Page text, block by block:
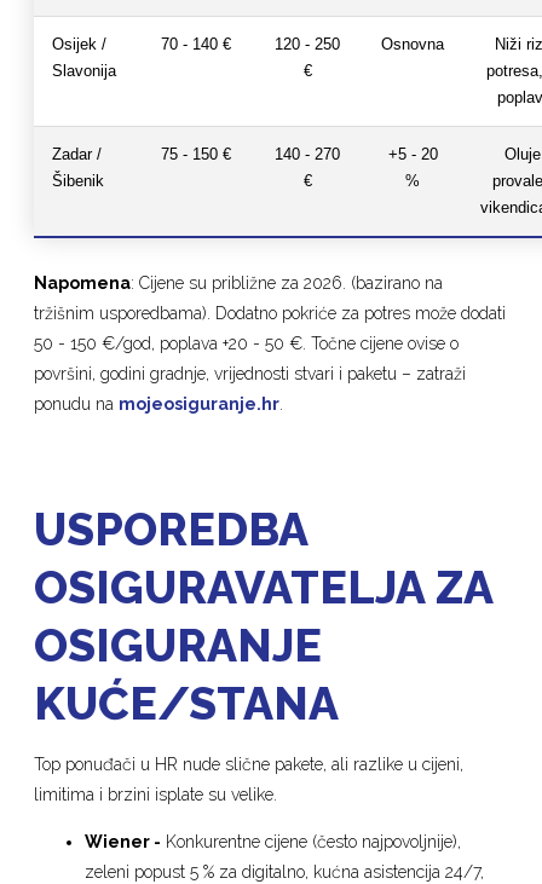
Osijek /
Slavonija
70 - 140 €
120 - 250
€
Osnovna
Niži
Zadar /
Šibenik
75 - 150 €
140 - 270
€
+5 - 20
%
Napomena: Cijene su približne za 2026. (bazirano na
tržišnim usporedbama). Dodatno pokriće za potres može dodati
50 - 150 €/god, poplava +20 - 50 €. Točne cijene ovise o
površini, godini gradnje, vrijednosti stvari i paketu – zatraži
ponudu na mojeosiguranje.hr
USPOREDBA
OSIGURAVATELJA ZA
OSIGURANJE
KUĆE/STANA
Top ponuđači u HR nude slične pakete, ali razlike u cijeni,
limitima i brzini isplate su velike.
Wiener - Konkurentne cijene (često najpovoljnije),
zeleni popust 5 % za digitalno, kućna asistencija 24/7,